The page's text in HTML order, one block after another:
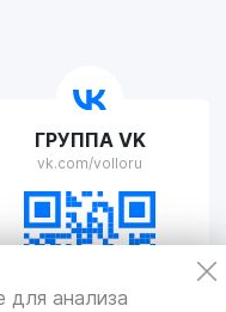
для анализа
2ГРУППА VK
vk.com/volloru